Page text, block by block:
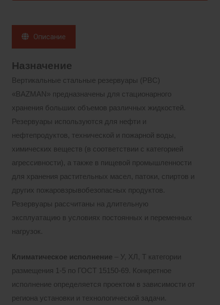
Описание
Назначение
Вертикальные стальные резервуары (РВС)
«BAZMAN» предназначены для стационарного
хранения больших объемов различных жидкостей.
Резервуары используются для нефти и
нефтепродуктов, технической и пожарной воды,
химических веществ (в соответствии с категорией
агрессивности), а также в пищевой промышленности
для хранения растительных масел, патоки, спиртов и
других пожаровзрывобезопасных продуктов.
Резервуары рассчитаны на длительную
эксплуатацию в условиях постоянных и переменных
нагрузок.
Климатическое исполнение – У, ХЛ, Т категории
размещения 1-5 по ГОСТ 15150-69. Конкретное
исполнение определяется проектом в зависимости от
региона установки и технологической задачи.